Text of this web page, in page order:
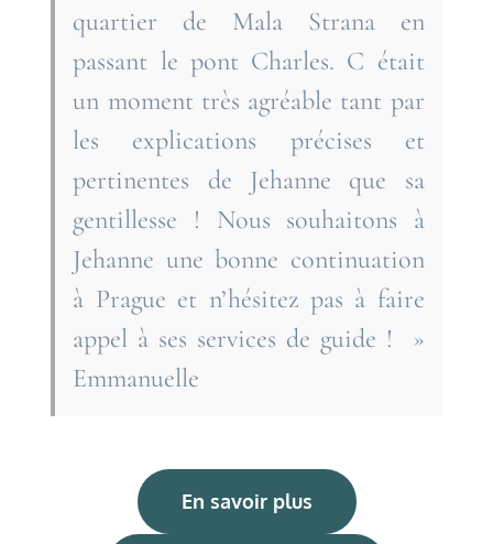
quartier de Mala Strana en
passant le pont Charles. C était
un moment très agréable tant par
les explications précises et
pertinentes de Jehanne que sa
gentillesse ! Nous souhaitons à
Jehanne une bonne continuation
à Prague et n’hésitez pas à faire
appel à ses services de guide ! »
Emmanuelle
En savoir plus